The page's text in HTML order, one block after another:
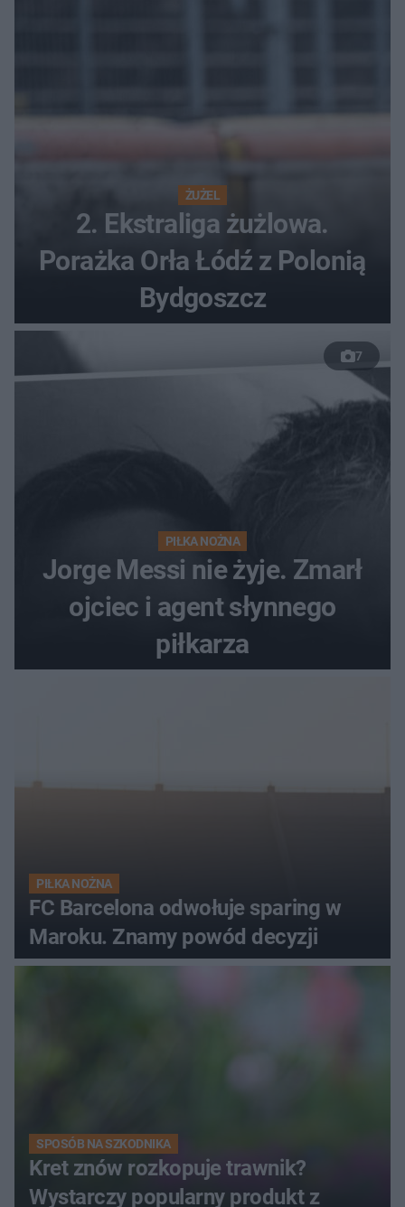
ŻUŻEL
2. Ekstraliga żużlowa.
Porażka Orła Łódź z Polonią
Bydgoszcz
7
PIŁKA NOŻNA
Jorge Messi nie żyje. Zmarł
ojciec i agent słynnego
piłkarza
PIŁKA NOŻNA
FC Barcelona odwołuje sparing w
Maroku. Znamy powód decyzji
SPOSÓB NA SZKODNIKA
Kret znów rozkopuje trawnik?
Wystarczy popularny produkt z